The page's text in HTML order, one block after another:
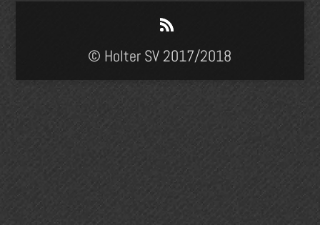
© Holter SV 2017/2018